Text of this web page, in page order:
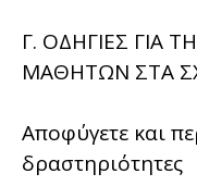
Γ. ΟΔΗΓΙΕΣ ΓΙΑ
ΜΑΘΗΤΩΝ ΣΤΑ
Αποφύγετε και
δραστηριότητες